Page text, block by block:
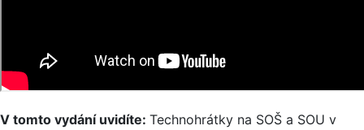
V tomto vydání uvidíte: Technohrátky na SOŠ a SOU v